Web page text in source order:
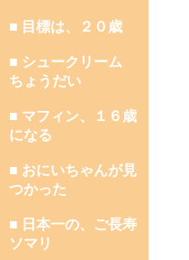
■ 目標は、２０歳
■ シュークリーム
ちょうだい
■ マフィン、１６歳
になる
■ おにいちゃんが見
つかった
■ 日本一の、ご長寿
ソマリ